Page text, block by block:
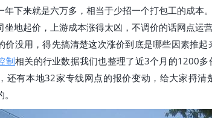
年下来就是六万多，相当于少招一个打包工的成本
坐地起价，上游成本涨得太凶，不调价的话网点运
价没用，得先搞清楚这次涨价到底是哪些因素推起
制相关的行业数据我们也整理了近3个月的1200
还有本地32家专线网点的报价变动，给大家捋